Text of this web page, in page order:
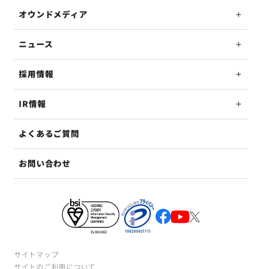
オウンドメディア
ニュース
採用情報
IR情報
よくあるご質問
お問い合わせ
サイトマップ
サイトのご利用について